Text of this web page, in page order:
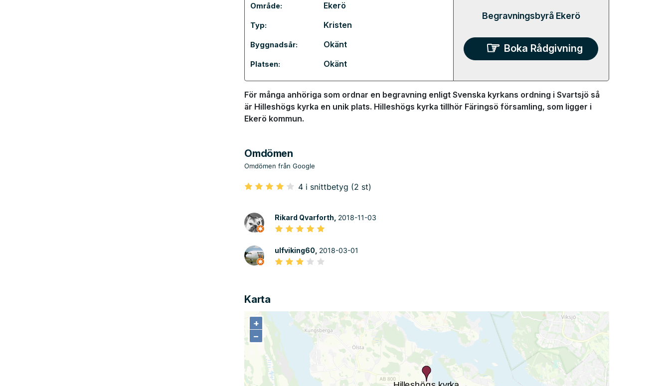
Område: Ekerö
Typ: Kristen
Byggnadsår: Okänt
Platsen: Okänt
Begravningsbyrå Ekerö
Boka Rådgivning
För många anhöriga som ordnar en begravning enligt Svenska kyrkans ordning i Svartsjö så
är Hilleshögs kyrka en unik plats. Hilleshögs kyrka tillhör Färingsö församling, som ligger i
Ekerö kommun.
Omdömen
Omdömen från Google
4 i snittbetyg (2 st)
Rikard Qvarforth, 2018-11-03
ulfviking60, 2018-03-01
Karta
+
−
+
−